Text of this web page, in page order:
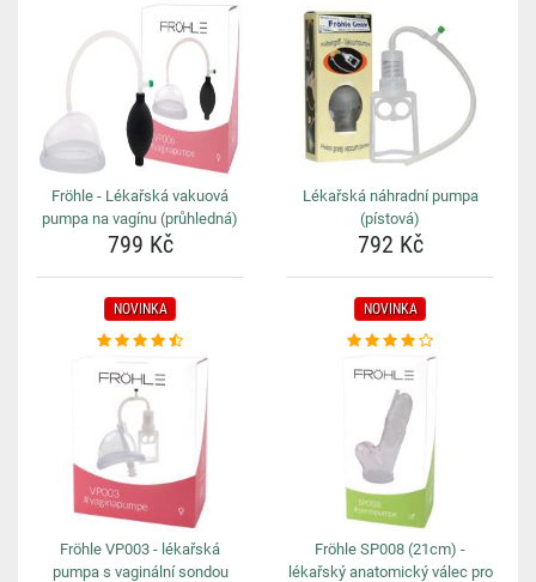
Fröhle - Lékařská vakuová
pumpa na vagínu (průhledná)
799 Kč
Lékařská náhradní pumpa
(pístová)
792 Kč
NOVINKA
Fröhle VP003 - lékařská
pumpa s vaginální sondou
NOVINKA
Fröhle SP008 (21cm) -
lékařský anatomický válec pro